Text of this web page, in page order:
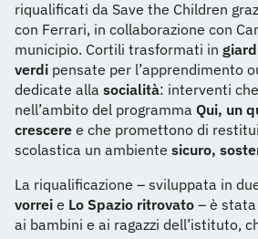
riqualificati da Save the Children
con Ferrari, in collaborazione con
municipio. Cortili trasformati in
verdi pensate per l’apprendimento
dedicate alla socialità: interventi
nell’ambito del programma Qui, un
crescere e che promettono di
scolastica un ambiente sicuro,
La riqualificazione – sviluppata in
vorrei e Lo Spazio ritrovato – è
ai bambini e ai ragazzi dell’istituto,